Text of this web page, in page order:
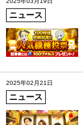
ニュース
2025年02月21日
ニュース